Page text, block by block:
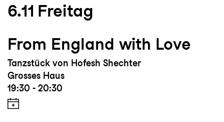
6.11 Freitag
From England with Love
Tanzstück von Hofesh Shechter
Grosses Haus
19:30 - 20:30